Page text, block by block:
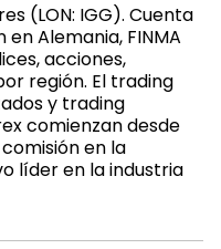
(LON: IGG). Cuenta
Alemania, FINMA
acciones,
región. El trading
y trading
comienzan desde
en la
líder en la industria